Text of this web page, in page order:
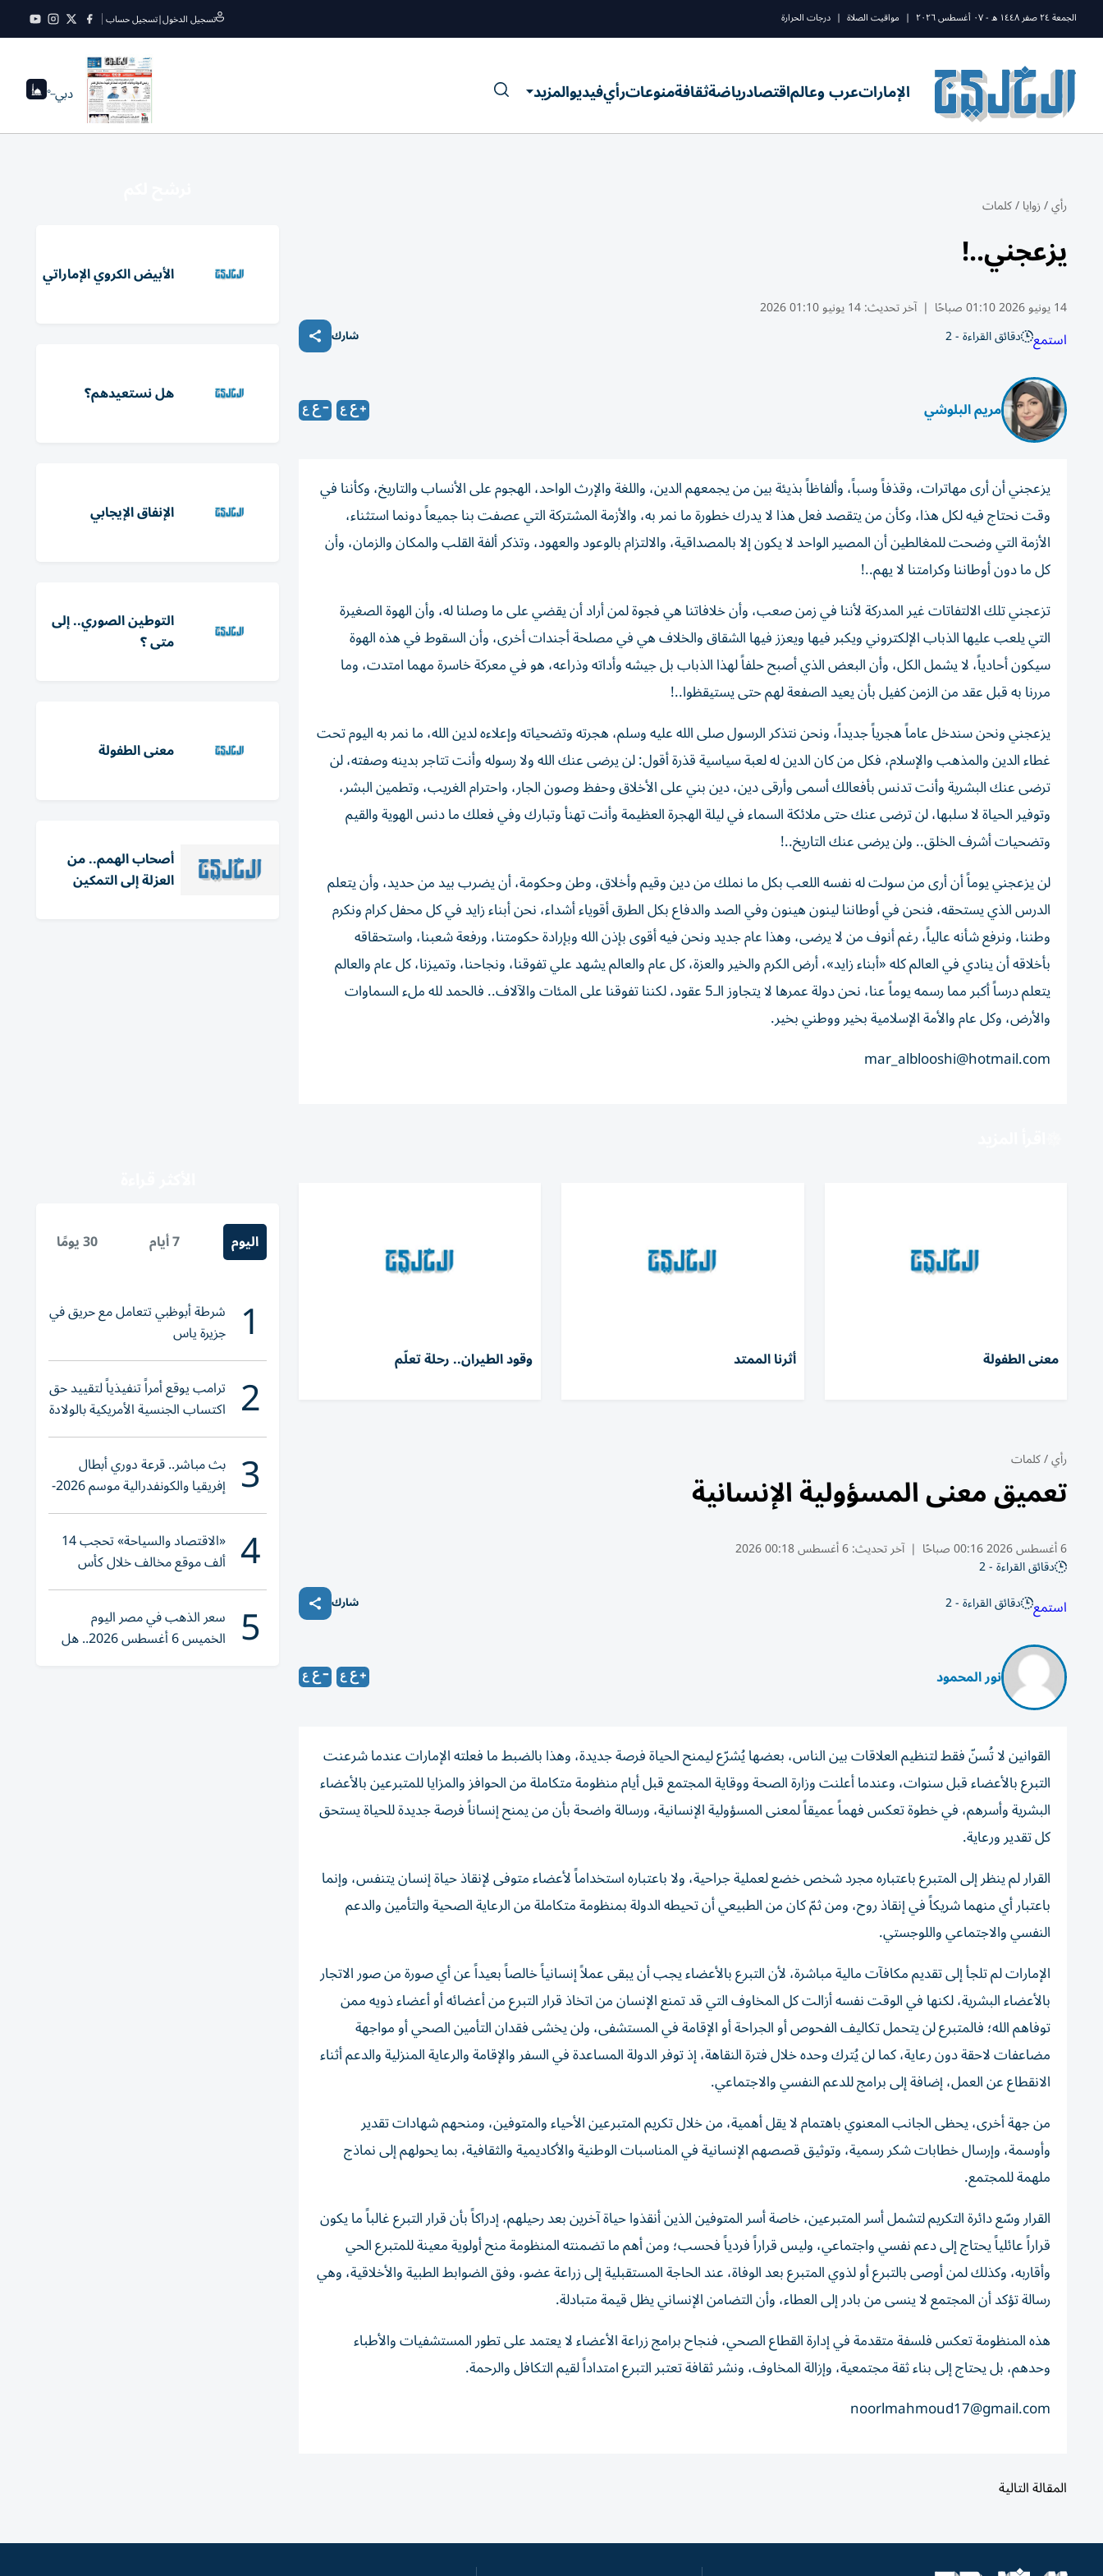
الجمعة ٢٤ صفر ١٤٤٨ ه - ٠٧ أغسطس ٢٠٢٦ | مواقيت الصلاة | درجات الحرارة تسجيل الدخول|تسجيل حساب
الإماراتعرب وعالماقتصادرياضةثقافةمنوعاترأيفيديوالمزيد دبي--°
رأي/زوايا/كلمات
يزعجني..!
14 يونيو 2026 01:10 صباحًا | آخر تحديث:14 يونيو 01:10 2026
استمع دقائق القراءة - 2 شارك
مريم البلوشي
يزعجني أن أرى مهاترات، وقذفاً وسباً، وألفاظاً بذيئة بين من يجمعهم الدين، واللغة والإرث الواحد، الهجوم على الأنساب والتاريخ، وكأننا في
وقت نحتاج فيه لكل هذا، وكأن من يتقصد فعل هذا لا يدرك خطورة ما نمر به، والأزمة المشتركة التي عصفت بنا جميعاً دونما استثناء،
الأزمة التي وضحت للمغالطين أن المصير الواحد لا يكون إلا بالمصداقية، والالتزام بالوعود والعهود، وتذكر ألفة القلب والمكان والزمان، وأن
كل ما دون أوطاننا وكرامتنا لا يهم..!
تزعجني تلك الالتفاتات غير المدركة لأننا في زمن صعب، وأن خلافاتنا هي فجوة لمن أراد أن يقضي على ما وصلنا له، وأن الهوة الصغيرة
التي يلعب عليها الذباب الإلكتروني ويكبر فيها ويعزز فيها الشقاق والخلاف هي في مصلحة أجندات أخرى، وأن السقوط في هذه الهوة
سيكون أحادياً، لا يشمل الكل، وأن البعض الذي أصبح حلفاً لهذا الذباب بل جيشه وأداته وذراعه، هو في معركة خاسرة مهما امتدت، وما
مررنا به قبل عقد من الزمن كفيل بأن يعيد الصفعة لهم حتى يستيقظوا..!
يزعجني ونحن سندخل عاماً هجرياً جديداً، ونحن نتذكر الرسول صلى الله عليه وسلم، هجرته وتضحياته وإعلاءه لدين الله، ما نمر به اليوم تحت
غطاء الدين والمذهب والإسلام، فكل من كان الدين له لعبة سياسية قذرة أقول: لن يرضى عنك الله ولا رسوله وأنت تتاجر بدينه وصفته، لن
ترضى عنك البشرية وأنت تدنس بأفعالك أسمى وأرقى دين، دين بني على الأخلاق وحفظ وصون الجار، واحترام الغريب، وتطمين البشر،
وتوفير الحياة لا سلبها، لن ترضى عنك حتى ملائكة السماء في ليلة الهجرة العظيمة وأنت تهنأ وتبارك وفي فعلك ما دنس الهوية والقيم
وتضحيات أشرف الخلق.. ولن يرضى عنك التاريخ..!
لن يزعجني يوماً أن أرى من سولت له نفسه اللعب بكل ما نملك من دين وقيم وأخلاق، وطن وحكومة، أن يضرب بيد من حديد، وأن يتعلم
الدرس الذي يستحقه، فنحن في أوطاننا لينون هينون وفي الصد والدفاع بكل الطرق أقوياء أشداء، نحن أبناء زايد في كل محفل كرام ونكرم
وطننا، ونرفع شأنه عالياً، رغم أنوف من لا يرضى، وهذا عام جديد ونحن فيه أقوى بإذن الله وبإرادة حكومتنا، ورفعة شعبنا، واستحقاقه
بأخلاقه أن ينادي في العالم كله «أبناء زايد»، أرض الكرم والخير والعزة، كل عام والعالم يشهد علي تفوقنا، ونجاحنا، وتميزنا، كل عام والعالم
يتعلم درساً أكبر مما رسمه يوماً عنا، نحن دولة عمرها لا يتجاوز الـ5 عقود، لكننا تفوقنا على المئات والآلاف.. فالحمد لله ملء السماوات
والأرض، وكل عام والأمة الإسلامية بخير ووطني بخير.
mar_alblooshi@hotmail.com
معنى الطفولة أثرنا الممتد وقود الطيران.. رحلة تعلّم
رأي/كلمات
تعميق معنى المسؤولية الإنسانية
6 أغسطس 2026 00:16 صباحًا | آخر تحديث:6 أغسطس 00:18 2026
دقائق القراءة - 2
استمع دقائق القراءة - 2 شارك
نور المحمود
القوانين لا تُسنّ فقط لتنظيم العلاقات بين الناس، بعضها يُشرّع ليمنح الحياة فرصة جديدة، وهذا بالضبط ما فعلته الإمارات عندما شرعنت
التبرع بالأعضاء قبل سنوات، وعندما أعلنت وزارة الصحة ووقاية المجتمع قبل أيام منظومة متكاملة من الحوافز والمزايا للمتبرعين بالأعضاء
البشرية وأسرهم، في خطوة تعكس فهماً عميقاً لمعنى المسؤولية الإنسانية، ورسالة واضحة بأن من يمنح إنساناً فرصة جديدة للحياة يستحق
كل تقدير ورعاية.
القرار لم ينظر إلى المتبرع باعتباره مجرد شخص خضع لعملية جراحية، ولا باعتباره استخداماً لأعضاء متوفى لإنقاذ حياة إنسان يتنفس، وإنما
باعتبار أي منهما شريكاً في إنقاذ روح، ومن ثمّ كان من الطبيعي أن تحيطه الدولة بمنظومة متكاملة من الرعاية الصحية والتأمين والدعم
النفسي والاجتماعي واللوجستي.
الإمارات لم تلجأ إلى تقديم مكافآت مالية مباشرة، لأن التبرع بالأعضاء يجب أن يبقى عملاً إنسانياً خالصاً بعيداً عن أي صورة من صور الاتجار
بالأعضاء البشرية، لكنها في الوقت نفسه أزالت كل المخاوف التي قد تمنع الإنسان من اتخاذ قرار التبرع من أعضائه أو أعضاء ذويه ممن
توفاهم الله؛ فالمتبرع لن يتحمل تكاليف الفحوص أو الجراحة أو الإقامة في المستشفى، ولن يخشى فقدان التأمين الصحي أو مواجهة
مضاعفات لاحقة دون رعاية، كما لن يُترك وحده خلال فترة النقاهة، إذ توفر الدولة المساعدة في السفر والإقامة والرعاية المنزلية والدعم أثناء
الانقطاع عن العمل، إضافة إلى برامج للدعم النفسي والاجتماعي.
من جهة أخرى، يحظى الجانب المعنوي باهتمام لا يقل أهمية، من خلال تكريم المتبرعين الأحياء والمتوفين، ومنحهم شهادات تقدير
وأوسمة، وإرسال خطابات شكر رسمية، وتوثيق قصصهم الإنسانية في المناسبات الوطنية والأكاديمية والثقافية، بما يحولهم إلى نماذج
ملهمة للمجتمع.
القرار وسّع دائرة التكريم لتشمل أسر المتبرعين، خاصة أسر المتوفين الذين أنقذوا حياة آخرين بعد رحيلهم، إدراكاً بأن قرار التبرع غالباً ما يكون
قراراً عائلياً يحتاج إلى دعم نفسي واجتماعي، وليس قراراً فردياً فحسب؛ ومن أهم ما تضمنته المنظومة منح أولوية معينة للمتبرع الحي
وأقاربه، وكذلك لمن أوصى بالتبرع أو لذوي المتبرع بعد الوفاة، عند الحاجة المستقبلية إلى زراعة عضو، وفق الضوابط الطبية والأخلاقية، وهي
رسالة تؤكد أن المجتمع لا ينسى من بادر إلى العطاء، وأن التضامن الإنساني يظل قيمة متبادلة.
هذه المنظومة تعكس فلسفة متقدمة في إدارة القطاع الصحي، فنجاح برامج زراعة الأعضاء لا يعتمد على تطور المستشفيات والأطباء
وحدهم، بل يحتاج إلى بناء ثقة مجتمعية، وإزالة المخاوف، ونشر ثقافة تعتبر التبرع امتداداً لقيم التكافل والرحمة.
noorlmahmoud17@gmail.com
المقالة التالية
الأبيض الكروي الإماراتي
هل نستعيدهم؟
الإنفاق الإيجابي
التوطين الصوري.. إلى
متى ؟
معنى الطفولة
أصحاب الهمم.. من
العزلة إلى التمكين
اليوم 7 أيام 30 يومًا
1 شرطة أبوظبي تتعامل مع حريق في
جزيرة ياس
2 ترامب يوقع أمراً تنفيذياً لتقييد حق
اكتساب الجنسية الأمريكية بالولادة
3 بث مباشر.. قرعة دوري أبطال
إفريقيا والكونفدرالية موسم 2026-
2027
4 «الاقتصاد والسياحة» تحجب 14
ألف موقع مخالف خلال كأس
العالم 2026
5 سعر الذهب في مصر اليوم
الخميس 6 أغسطس 2026.. هل